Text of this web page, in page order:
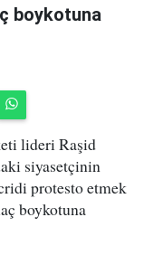
boykotuna
lideri Raşid
siyasetçinin
protesto etmek
boykotuna